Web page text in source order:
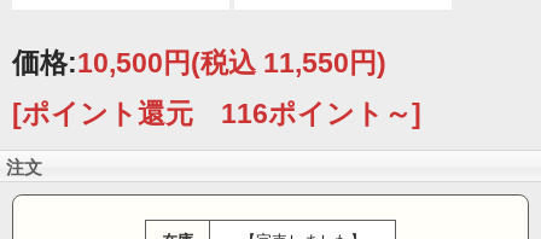
価格:10,500円(税込 11,550円)
[ポイント還元 116ポイント～]
注文